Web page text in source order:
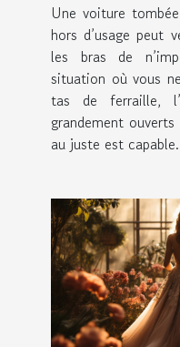
Une voiture
hors d’usage peut
les bras de
situation où vous
tas de ferraille,
grandement
au juste est